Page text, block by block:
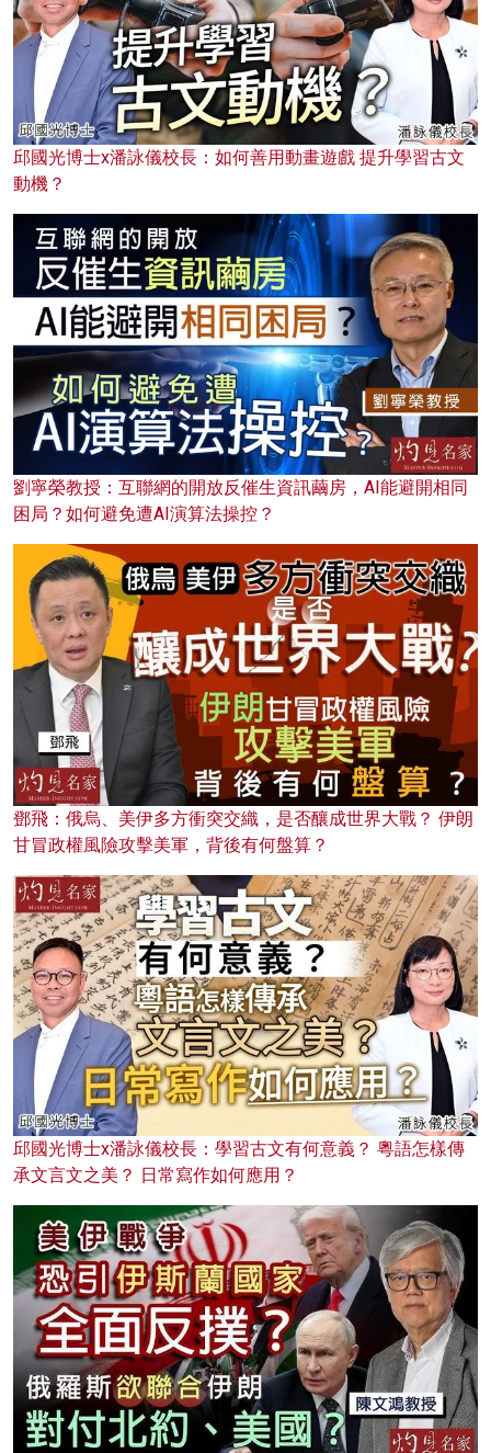
邱國光博士x潘詠儀校長：如何善用動畫遊戲 提升學習古文
動機？
劉寧榮教授：互聯網的開放反催生資訊繭房，AI能避開相同
困局？如何避免遭AI演算法操控？
鄧飛：俄烏、美伊多方衝突交織，是否釀成世界大戰？ 伊朗
甘冒政權風險攻擊美軍，背後有何盤算？
邱國光博士x潘詠儀校長：學習古文有何意義？ 粵語怎樣傳
承文言文之美？ 日常寫作如何應用？